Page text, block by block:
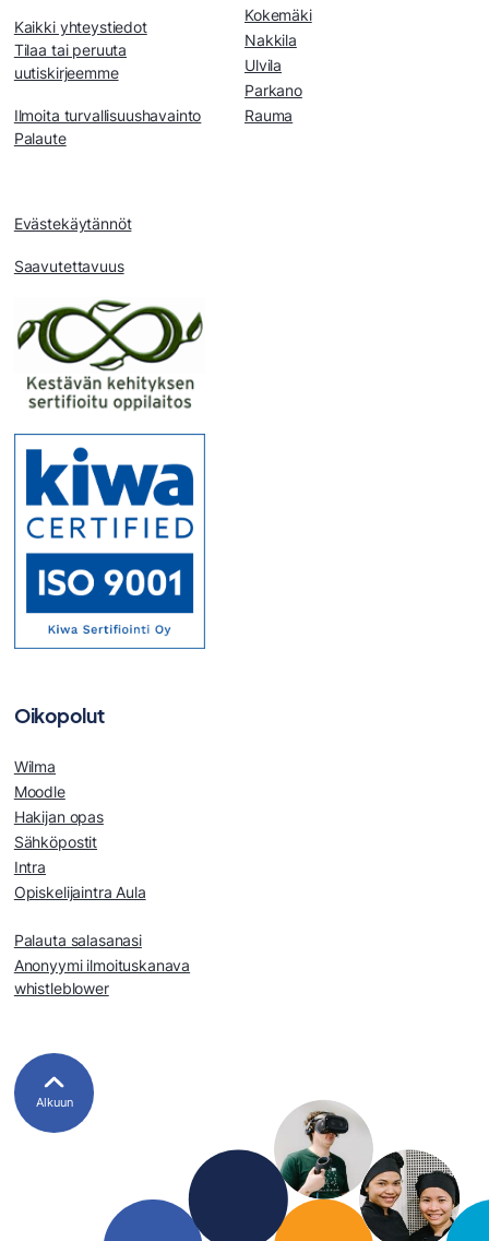
Kaikki yhteystiedot
Tilaa tai peruuta
uutiskirjeemme
Ilmoita turvallisuushavainto
Palaute
Evästekäytännöt
Saavutettavuus
Kokemäki
Nakkila
Ulvila
Parkano
Rauma
Oikopolut
Wilma
Moodle
Hakijan opas
Sähköpostit
Intra
Opiskelijaintra Aula
Palauta salasanasi
Anonyymi ilmoituskanava
whistleblower
Alkuun